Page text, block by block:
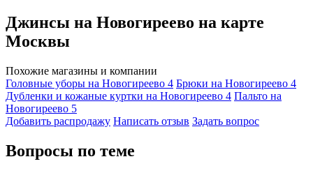
Джинсы на Новогиреево на карте
Москвы
Похожие магазины и компании
Головные уборы на Новогиреево 4 Брюки на Новогиреево 4
Дубленки и кожаные куртки на Новогиреево 4 Пальто на
Новогиреево 5
Добавить раcпродажу Написать отзыв Задать вопрос
Вопросы по теме